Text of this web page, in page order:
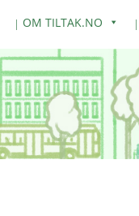
OM TILTAK.NO